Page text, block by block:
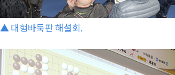
▲ 대형바둑판 해설회.